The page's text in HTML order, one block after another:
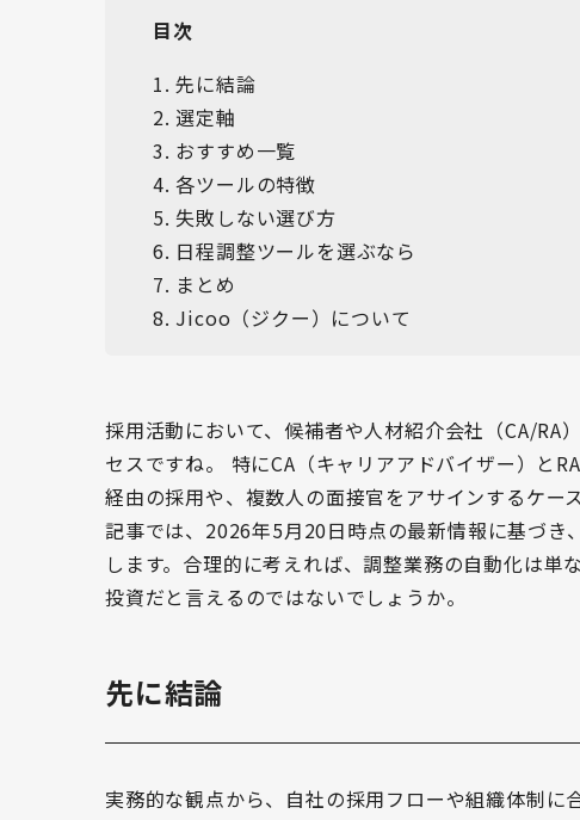
目次
1.先に結論
2. 選定軸
3. おすすめ一覧
4.各ツールの特徴
5.失敗しない選び方
6. 日程調整ツールを選ぶなら
7. まとめ
8. Jicoo（ジクー）について
採用活動において、候補者や人材紹介会社（CA/RA
セスですね。 特にCA（キャリアアドバイザー）と
経由の採用や、複数人の面接官をアサインするケー
記事では、2026年5月20日時点の最新情報に基づき
します。合理的に考えれば、調整業務の自動化は
投資だと言えるのではないでしょうか。
先に結論
実務的な観点から、自社の採用フローや組織体制